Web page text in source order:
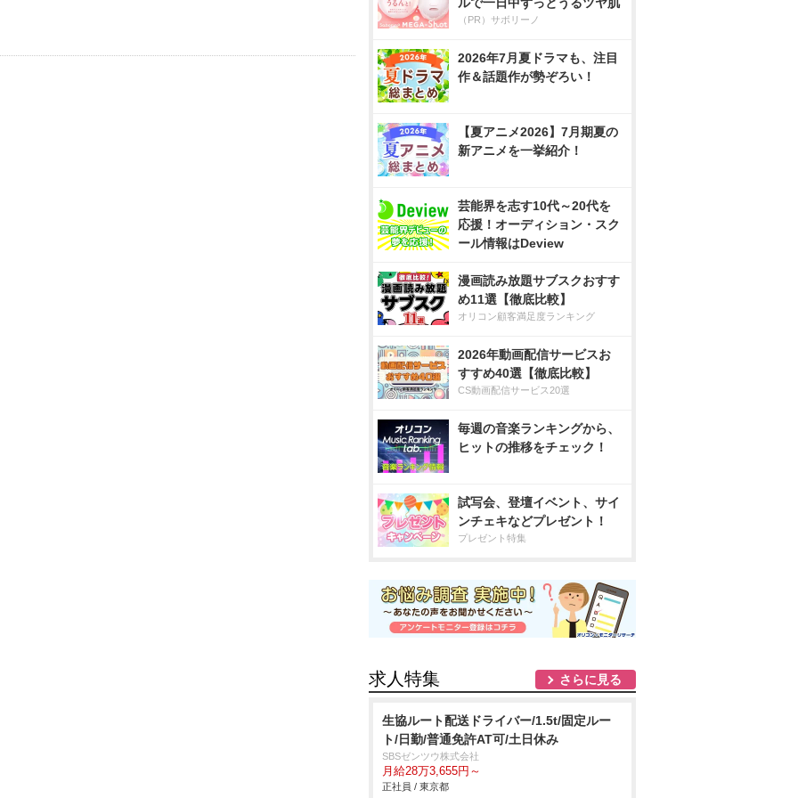
（PR）サボリーノ
2026年7月夏ドラマも、注目
作＆話題作が勢ぞろい！
【夏アニメ2026】7月期夏の
新アニメを一挙紹介！
芸能界を志す10代～20代を
応援！オーディション・スク
ール情報はDeview
漫画読み放題サブスクおすす
め11選【徹底比較】
オリコン顧客満足度ランキング
2026年動画配信サービスお
すすめ40選【徹底比較】
CS動画配信サービス20選
毎週の音楽ランキングから、
ヒットの推移をチェック！
試写会、登壇イベント、サイ
ンチェキなどプレゼント！
プレゼント特集
求人特集 さらに見る
生協ルート配送ドライバー/1.5t/固定ルー
ト/日勤/普通免許AT可/土日休み
SBSゼンツウ株式会社
月給28万3,655円～
正社員 / 東京都